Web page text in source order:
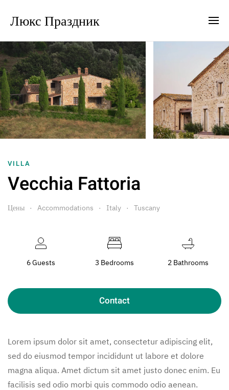
Люкс Праздник
VILLA
Vecchia Fattoria
Цены Accommodations Italy Tuscany
6 Guests 3 Bedrooms 2 Bathrooms
Contact
Lorem ipsum dolor sit amet, consectetur adipiscing elit,
sed do eiusmod tempor incididunt ut labore et dolore
magna aliqua. Amet dictum sit amet justo donec enim. Eu
facilisis sed odio morbi quis commodo odio aenean.